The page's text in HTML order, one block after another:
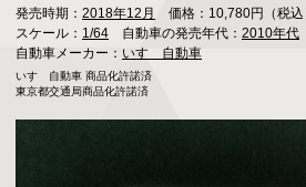
発売時期： 2018年12月
価格：10,780円（税
スケール： 1/64 自動車の発売年代： 2010年代
自動車メーカー： いすゞ自動車
いすゞ自動車 商品化許諾済
東京都交通局商品化許諾済